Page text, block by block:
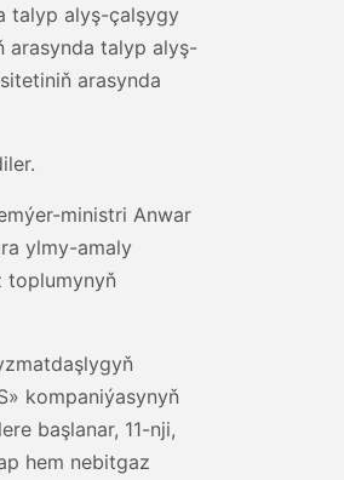
talyp alyş-çalşygy
arasynda talyp alyş-
arasynda
ministri Anwar
ylmy-amaly
toplumynyň
kompaniýasynyň
başlanar, 11-nji,
hem nebitgaz